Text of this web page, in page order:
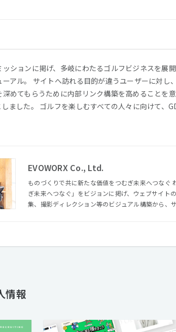
ッションに掲げ、多岐にわたるゴルフビジネスを展
アル。 サイトへ訪れる目的が違うユーザーに対
めてもらうために内部リンク構築を高めることを
ました。 ゴルフを楽しむすべての人々に向けて、
EVOWORX Co., Ltd.
ものづくりで共に新たな価値をつむぎ未来へつなぐ わたしたちは、「ものづくりで共に新たな価値をつむ
ぎ未来へつなぐ」をビジョンに掲げ、ウェブサイト
集、撮影ディレクション等のビジュアル構築から、
体制を整えています。 クリエイティブでコミュニケーションの進化をデザインする。それがエヴォワーク
情報